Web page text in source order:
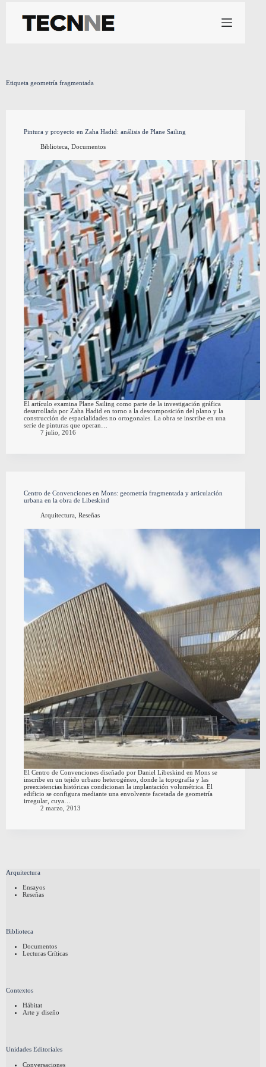
contenido
Etiqueta geometría fragmentada
Pintura y proyecto en Zaha Hadid: análisis de Plane Sailing
Biblioteca, Documentos
El artículo examina Plane Sailing como parte de la investigación gráfica
desarrollada por Zaha Hadid en torno a la descomposición del plano y la
construcción de espacialidades no ortogonales. La obra se inscribe en una
serie de pinturas que operan…
7 julio, 2016
Centro de Convenciones en Mons: geometría fragmentada y articulación
urbana en la obra de Libeskind
Arquitectura, Reseñas
El Centro de Convenciones diseñado por Daniel Libeskind en Mons se
inscribe en un tejido urbano heterogéneo, donde la topografía y las
preexistencias históricas condicionan la implantación volumétrica. El
edificio se configura mediante una envolvente facetada de geometría
irregular, cuya…
2 marzo, 2013
Arquitectura
Ensayos
Reseñas
Biblioteca
Documentos
Lecturas Críticas
Contextos
Hábitat
Arte y diseño
Unidades Editoriales
Conversaciones